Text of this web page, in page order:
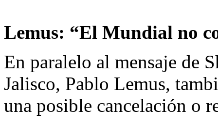
Lemus: “El Mundial no
En paralelo al mensaje de
Jalisco, Pablo Lemus,
una posible cancelación o